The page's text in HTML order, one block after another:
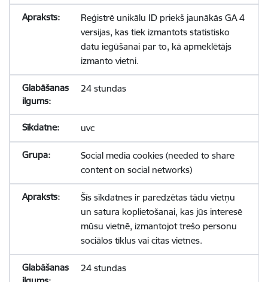
Reģistrē unikālu ID priekš jaunākās GA 4
versijas, kas tiek izmantots statistisko
datu iegūšanai par to, kā apmeklētājs
izmanto vietni.
24 stundas
uvc
Social media cookies (needed to share
content on social networks)
Šīs sīkdatnes ir paredzētas tādu vietņu
un satura koplietošanai, kas jūs interesē
mūsu vietnē, izmantojot trešo personu
sociālos tīklus vai citas vietnes.
24 stundas